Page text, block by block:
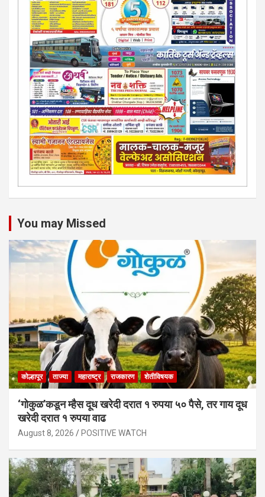
You may Missed
कोल्हापूर ताज्या महाराष्ट्र राजकारण शेतीविषयक
‘गोकुळ’कडून म्हैस दूध खरेदी दरात १ रुपया ५० पैसे, तर गाय दूध
खरेदी दरात १ रुपया वाढ
August 8, 2026 POSITIVE WATCH